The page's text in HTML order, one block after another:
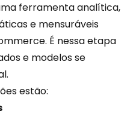
ferramenta analítica,
e mensuráveis
. É nessa etapa
e modelos se
estão: